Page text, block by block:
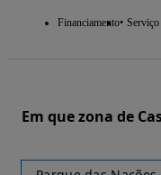
Financiamento Serviço
Em que zona de